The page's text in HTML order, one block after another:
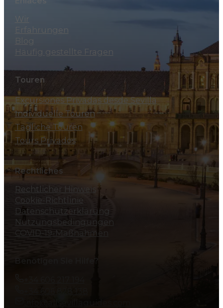
Wir
Erfahrungen
Blog
Häufig gestellte Fragen
Touren
Excursiones Privadas desde Sevilla
Individuelle Touren
Tägliche Touren
Tours Privados
Rechtliches
Rechtlicher Hinweis
Cookie-Richtlinie
Datenschutzerklärung
Nutzungsbedingungen
COVID-19-Maßnahmen